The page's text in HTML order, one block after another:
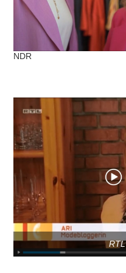
NDR
RTL